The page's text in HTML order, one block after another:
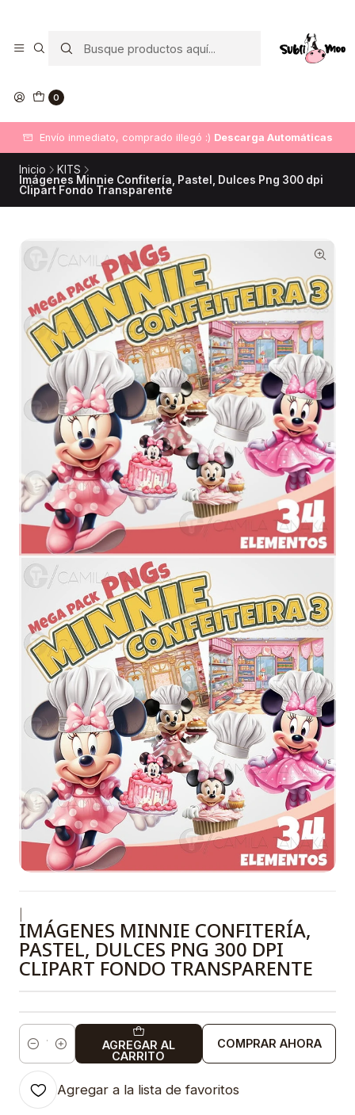
0
Envío inmediato, comprado illegó :) Descarga Automáticas
Inicio
KITS
Imágenes Minnie Confitería, Pastel, Dulces Png 300 dpi
Clipart Fondo Transparente
IMÁGENES MINNIE CONFITERÍA,
PASTEL, DULCES PNG 300 DPI
CLIPART FONDO TRANSPARENTE
Cantidad
AGREGAR AL
CARRITO
COMPRAR AHORA
Agregar a la lista de favoritos